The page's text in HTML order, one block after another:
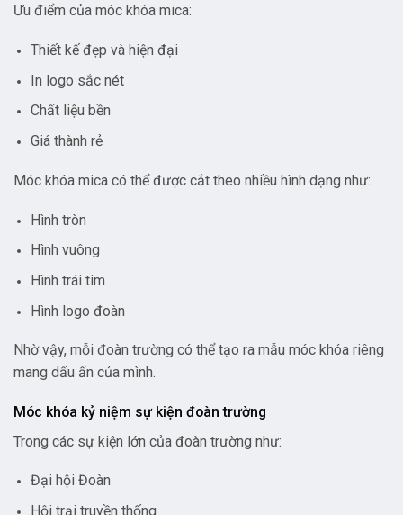
Ưu điểm của móc khóa mica:
Thiết kế đẹp và hiện đại
In logo sắc nét
Chất liệu bền
Giá thành rẻ
Móc khóa mica có thể được cắt theo nhiều hình dạng như:
Hình tròn
Hình vuông
Hình trái tim
Hình logo đoàn
Nhờ vậy, mỗi đoàn trường có thể tạo ra mẫu móc khóa riêng
mang dấu ấn của mình.
Móc khóa kỷ niệm sự kiện đoàn trường
Trong các sự kiện lớn của đoàn trường như:
Đại hội Đoàn
Hội trại truyền thống